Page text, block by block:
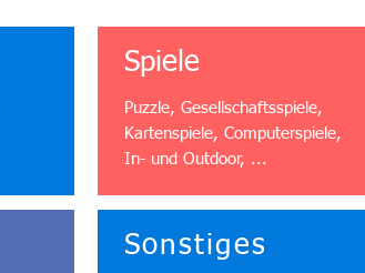
Spiele
Puzzle, Gesellschaftsspiele,
Kartenspiele, Computerspiele,
In- und Outdoor, ...
Sonstiges